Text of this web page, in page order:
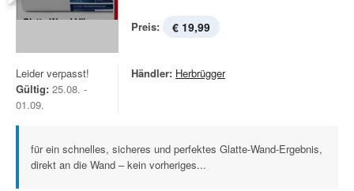
Preis: € 19,99
Leider verpasst!
Gültig: 25.08. -
01.09.
Händler: Herbrügger
für ein schnelles, sicheres und perfektes Glatte-Wand-Ergebnis,
direkt an die Wand – kein vorheriges...